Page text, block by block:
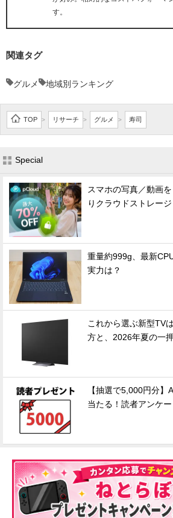
す。
関連タグ
グルメ 地域別ランキング
TOP > リサーチ > グルメ > 寿司
Special
スマホの写真／動画
りクラウドストレージ
重量約999g、最新
実力は？
これから選ぶ新型TV
方と、2026年夏の一
【抽選で5,000円分
当たる！読者アンケ